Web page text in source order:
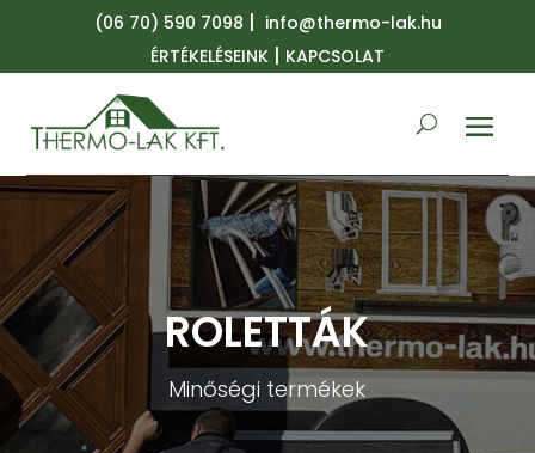
(06 70) 590 7098 | info@thermo-lak.hu
ÉRTÉKELÉSEINK | KAPCSOLAT
ROLETTÁK
Minőségi termékek